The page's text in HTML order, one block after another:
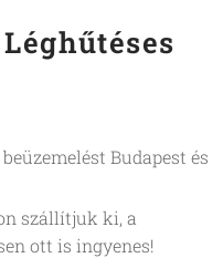
Budapest és
szállítjuk ki, a
ott is ingyenes!